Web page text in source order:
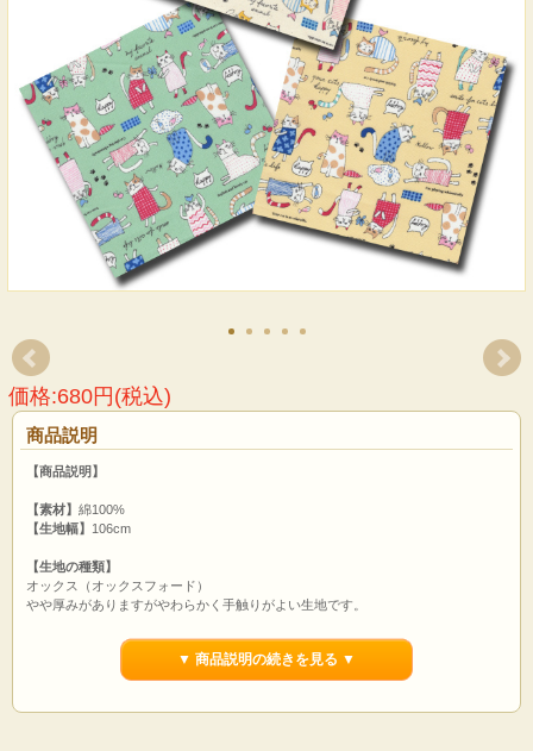
価格:680円(税込)
商品説明
【商品説明】
【素材】 綿100%
【生地幅】 106cm
【生地の種類】
オックス（オックスフォード）
やや厚みがありますがやわらかく手触りがよい生地です。
カバン エコバッグ パッチワーク 暗幕 袋物
▼ 商品説明の続きを見る ▼